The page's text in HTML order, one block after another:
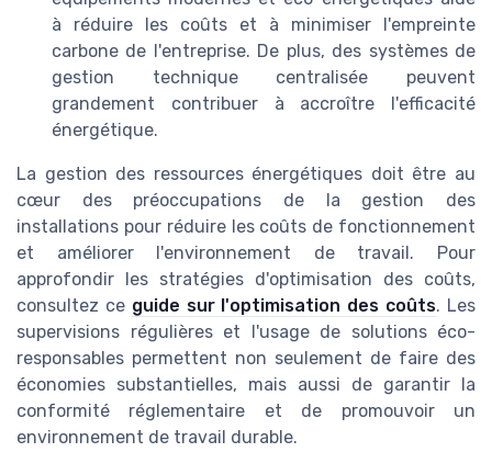
à réduire les coûts et à minimiser l'empreinte
carbone de l'entreprise. De plus, des systèmes de
gestion technique centralisée peuvent
grandement contribuer à accroître l'efficacité
énergétique.
La gestion des ressources énergétiques doit être au
cœur des préoccupations de la gestion des
installations pour réduire les coûts de fonctionnement
et améliorer l'environnement de travail. Pour
approfondir les stratégies d'optimisation des coûts,
consultez ce guide sur l'optimisation des coûts. Les
supervisions régulières et l'usage de solutions éco-
responsables permettent non seulement de faire des
économies substantielles, mais aussi de garantir la
conformité réglementaire et de promouvoir un
environnement de travail durable.